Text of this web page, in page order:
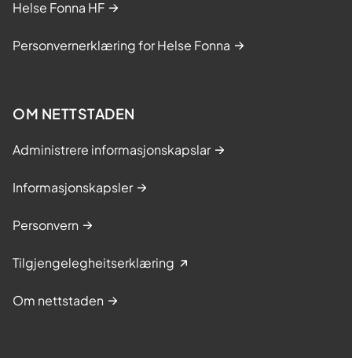
Helse Fonna HF
Personvernerklæring for Helse Fonna
OM NETTSTADEN
Administrere informasjonskapslar
Informasjonskapsler
Personvern
Tilgjengelegheitserklæring
Om nettstaden